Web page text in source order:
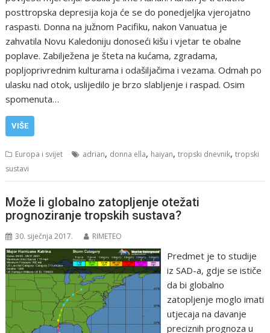
posttropska depresija koja će se do ponedjeljka vjerojatno
raspasti. Donna na južnom Pacifiku, nakon Vanuatua je
zahvatila Novu Kaledoniju donoseći kišu i vjetar te obalne
poplave. Zabilježena je šteta na kućama, zgradama,
popljoprivrednim kulturama i odašiljačima i vezama. Odmah po
ulasku nad otok, uslijedilo je brzo slabljenje i raspad. Osim
spomenuta…
VIŠE
Europa i svijet adrian, donna ella, haiyan,tropski dnevnik,tropski
sustavi
Može li globalno zatopljenje otežati
prognoziranje tropskih sustava?
30. siječnja 2017. RIMETEO
Predmet je to studije
iz SAD-a, gdje se ističe
da bi globalno
zatopljenje moglo imati
utjecaja na davanje
preciznih prognoza u